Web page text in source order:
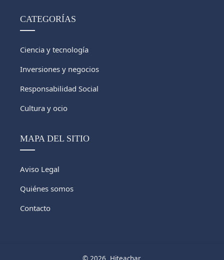
CATEGORÍAS
Ciencia y tecnología
Inversiones y negocios
Responsabilidad Social
Cultura y ocio
MAPA DEL SITIO
Aviso Legal
Quiénes somos
Contacto